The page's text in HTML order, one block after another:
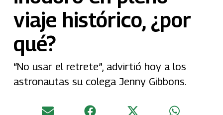
viaje histórico, ¿por
qué?
“No usar el retrete”, advirtió hoy a los
astronautas su colega Jenny Gibbons.